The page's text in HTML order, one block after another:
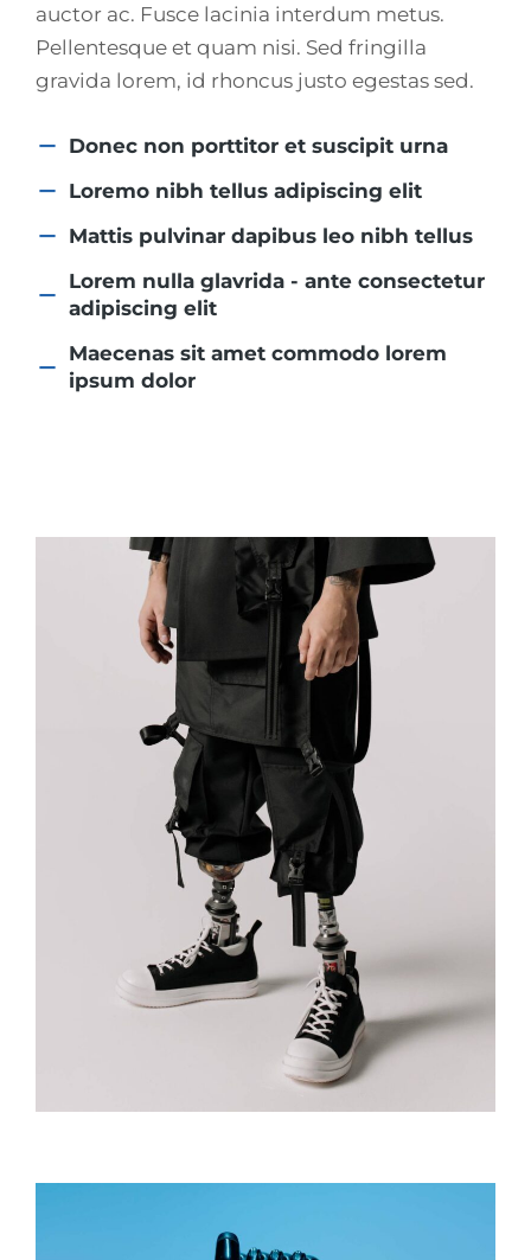
auctor ac. Fusce lacinia interdum metus.
Pellentesque et quam nisi. Sed fringilla
gravida lorem, id rhoncus justo egestas sed.
Donec non porttitor et suscipit urna
Loremo nibh tellus adipiscing elit
Mattis pulvinar dapibus leo nibh tellus
Lorem nulla glavrida - ante consectetur
adipiscing elit
Maecenas sit amet commodo lorem
ipsum dolor